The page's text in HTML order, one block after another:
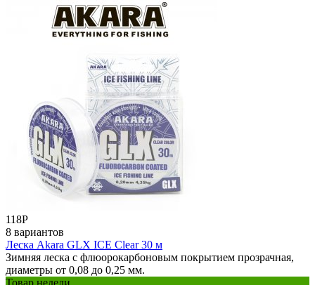
118Р
8 вариантов
Леска Akara GLX ICE Clear 30 м
Зимняя леска с флюорокарбоновым покрытием прозрачная,
диаметры от 0,08 до 0,25 мм.
Товар недели